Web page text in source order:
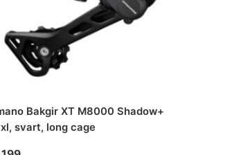
Bakgir XT M8000 Shadow+
svart, long cage